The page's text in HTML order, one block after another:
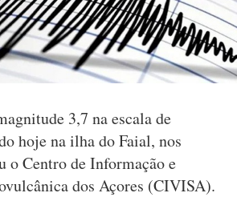
3,7 na escala de
hoje na ilha do Faial, nos
o Centro de Informação e
dos Açores (CIVISA).